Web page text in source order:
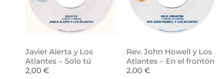
Javier Alerta y Los
Atlantes – Solo tú
2,00 €
Rev. John Howell y Los
Atlantes – En el frontón
2,00 €